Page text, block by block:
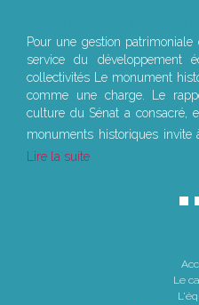
Pour une gestion
service du développement
collectivités Le monument
comme une charge. Le
culture du Sénat a consacré,
monuments historiques invite
Lire la suite
Le